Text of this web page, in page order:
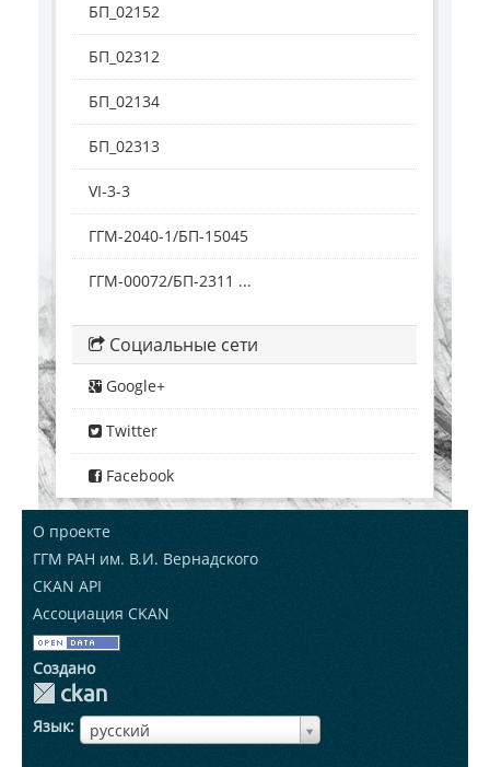
БП_02152
БП_02312
БП_02134
БП_02313
VI-3-3
ГГМ-2040-1/БП-15045
ГГМ-00072/БП-2311 ...
Социальные сети
Google+
Twitter
Facebook
О проекте
ГГМ РАН им. В.И. Вернадского
CKAN API
Ассоциация CKAN
Создано
Язык русский
ЯзыкЯзык